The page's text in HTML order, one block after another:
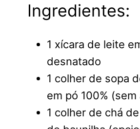
Ingredientes:
1 xícara de leite
desnatado
1 colher de sopa
em pó 100% (sem
1 colher de chá